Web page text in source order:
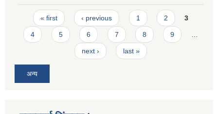
Pages
« first ‹ previous 1 2 3
4 5 6 7 8 9 …
next › last »
अन्य